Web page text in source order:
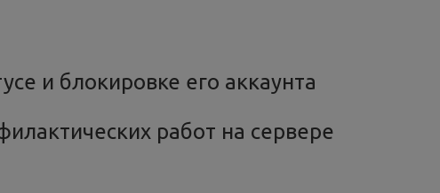
и блокировке его аккаунта
работ на сервере